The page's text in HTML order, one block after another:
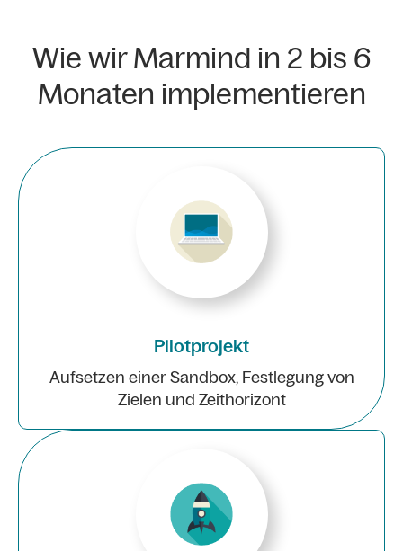
Wie wir Marmind in 2 bis 6
Monaten implementieren
Pilotprojekt
Aufsetzen einer Sandbox, Festlegung von
Zielen und Zeithorizont